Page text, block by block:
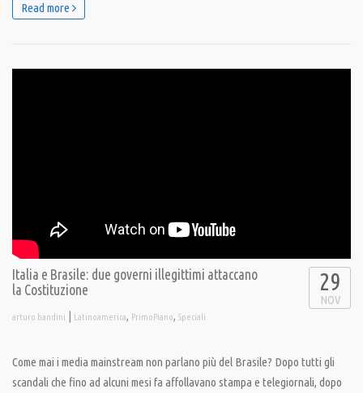
Read more
Italia e Brasile: due governi illegittimi attaccano
la Costituzione
arturo bandini | Latinoamerica, PrimoPiano, Speciali
29
NOV
Come mai i media mainstream non parlano più del Brasile? Dopo tutti gli
scandali che fino ad alcuni mesi fa affollavano stampa e telegiornali, dopo